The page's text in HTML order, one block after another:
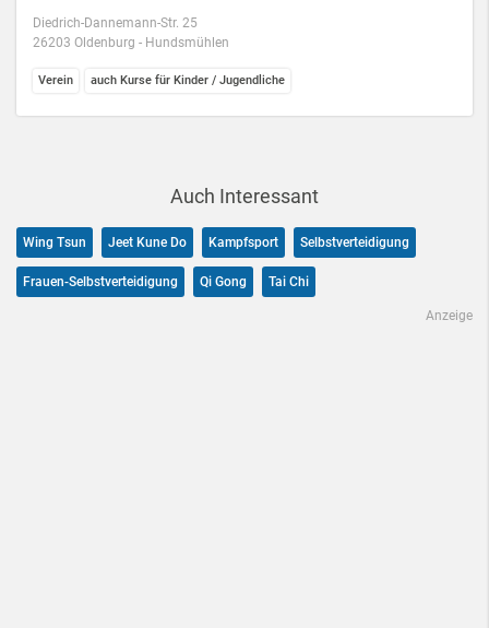
Diedrich-Dannemann-Str. 25
26203 Oldenburg - Hundsmühlen
Verein auch Kurse für Kinder / Jugendliche
Auch Interessant
Wing Tsun Jeet Kune Do Kampfsport Selbstverteidigung
Frauen-Selbstverteidigung Qi Gong Tai Chi
Anzeige